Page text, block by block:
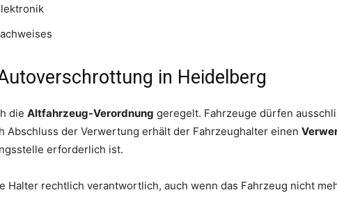
in Heidelberg
die Altfahrzeug-Verordnung geregelt. Fahrzeuge dürfen
der Verwertung erhält der Fahrzeughalter einen
erforderlich ist.
Halter rechtlich verantwortlich, auch wenn das Fahrzeug nicht